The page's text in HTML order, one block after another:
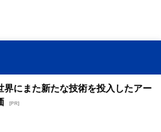
界にまた新たな技術を投入したアー
[PR]